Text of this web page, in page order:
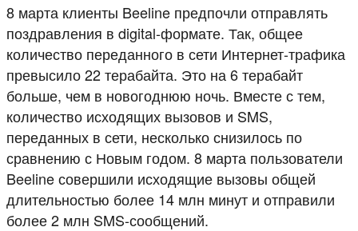
8 марта клиенты Beeline предпочли отправлять
поздравления в digital-формате. Так, общее
количество переданного в сети Интернет-трафика
превысило 22 терабайта. Это на 6 терабайт
больше, чем в новогоднюю ночь. Вместе с тем,
количество исходящих вызовов и SMS,
переданных в сети, несколько снизилось по
сравнению с Новым годом. 8 марта пользователи
Beeline совершили исходящие вызовы общей
длительностью более 14 млн минут и отправили
более 2 млн SMS-сообщений.